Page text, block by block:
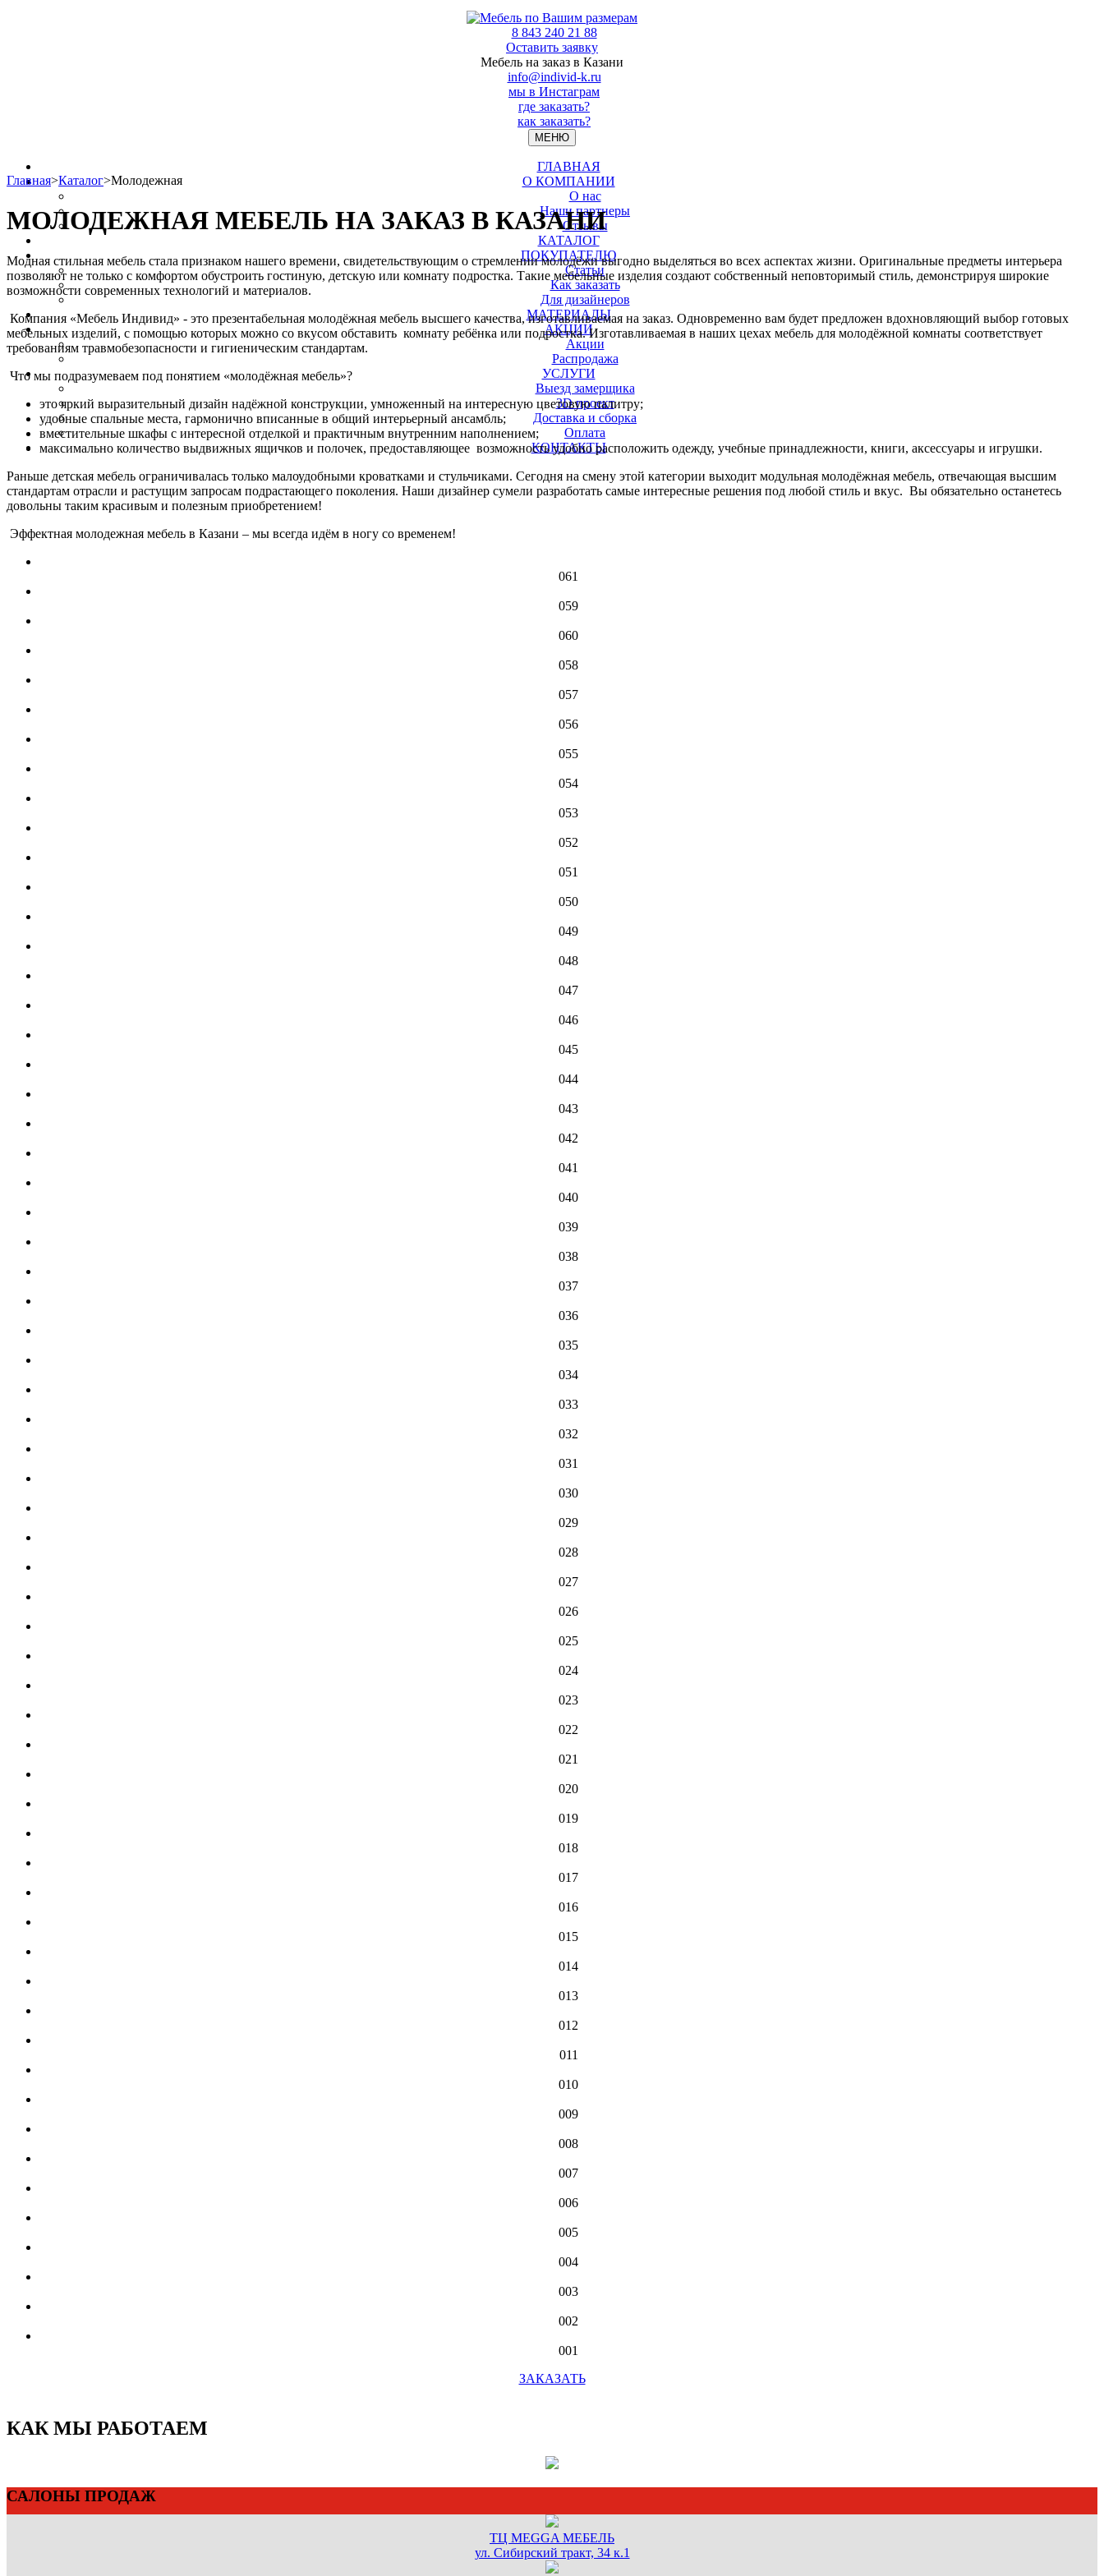
8 843 240 21 88
Оставить заявку
Мебель на заказ в Казани
info@individ-k.ru
мы в Инстаграм
где заказать?
как заказать?
МЕНЮ
ГЛАВНАЯ
О КОМПАНИИ
О нас
Наши партнеры
Отзывы
КАТАЛОГ
ПОКУПАТЕЛЮ
Статьи
Как заказать
Для дизайнеров
МАТЕРИАЛЫ
АКЦИИ
Акции
Распродажа
УСЛУГИ
Выезд замерщика
3D проект
Доставка и сборка
Оплата
КОНТАКТЫ
Главная>Каталог>Молодежная
МОЛОДЕЖНАЯ МЕБЕЛЬ НА ЗАКАЗ В КАЗАНИ
Модная стильная мебель стала признаком нашего времени, свидетельствующим о стремлении молодёжи выгодно выделяться во всех аспектах жизни. Оригинальные предметы интерьера
позволяют не только с комфортом обустроить гостиную, детскую или комнату подростка. Такие мебельные изделия создают собственный неповторимый стиль, демонстрируя широкие
возможности современных технологий и материалов.
Компания «Мебель Индивид» - это презентабельная молодёжная мебель высшего качества, изготавливаемая на заказ. Одновременно вам будет предложен вдохновляющий выбор готовых
мебельных изделий, с помощью которых можно со вкусом обставить комнату ребёнка или подростка. Изготавливаемая в наших цехах мебель для молодёжной комнаты соответствует
требованиям травмобезопасности и гигиеническим стандартам.
Что мы подразумеваем под понятием «молодёжная мебель»?
это яркий выразительный дизайн надёжной конструкции, умноженный на интересную цветовую палитру;
удобные спальные места, гармонично вписанные в общий интерьерный ансамбль;
вместительные шкафы с интересной отделкой и практичным внутренним наполнением;
максимально количество выдвижных ящичков и полочек, предоставляющее возможность удобно расположить одежду, учебные принадлежности, книги, аксессуары и игрушки.
Раньше детская мебель ограничивалась только малоудобными кроватками и стульчиками. Сегодня на смену этой категории выходит модульная молодёжная мебель, отвечающая высшим
стандартам отрасли и растущим запросам подрастающего поколения. Наши дизайнер сумели разработать самые интересные решения под любой стиль и вкус. Вы обязательно останетесь
довольны таким красивым и полезным приобретением!
Эффектная молодежная мебель в Казани – мы всегда идём в ногу со временем!
061
059
060
058
057
056
055
054
053
052
051
050
049
048
047
046
045
044
043
042
041
040
039
038
037
036
035
034
033
032
031
030
029
028
027
026
025
024
023
022
021
020
019
018
017
016
015
014
013
012
011
010
009
008
007
006
005
004
003
002
001
ЗАКАЗАТЬ
КАК МЫ РАБОТАЕМ
САЛОНЫ ПРОДАЖ
ТЦ MEGGA МЕБЕЛЬ
ул. Сибирский тракт, 34 к.1